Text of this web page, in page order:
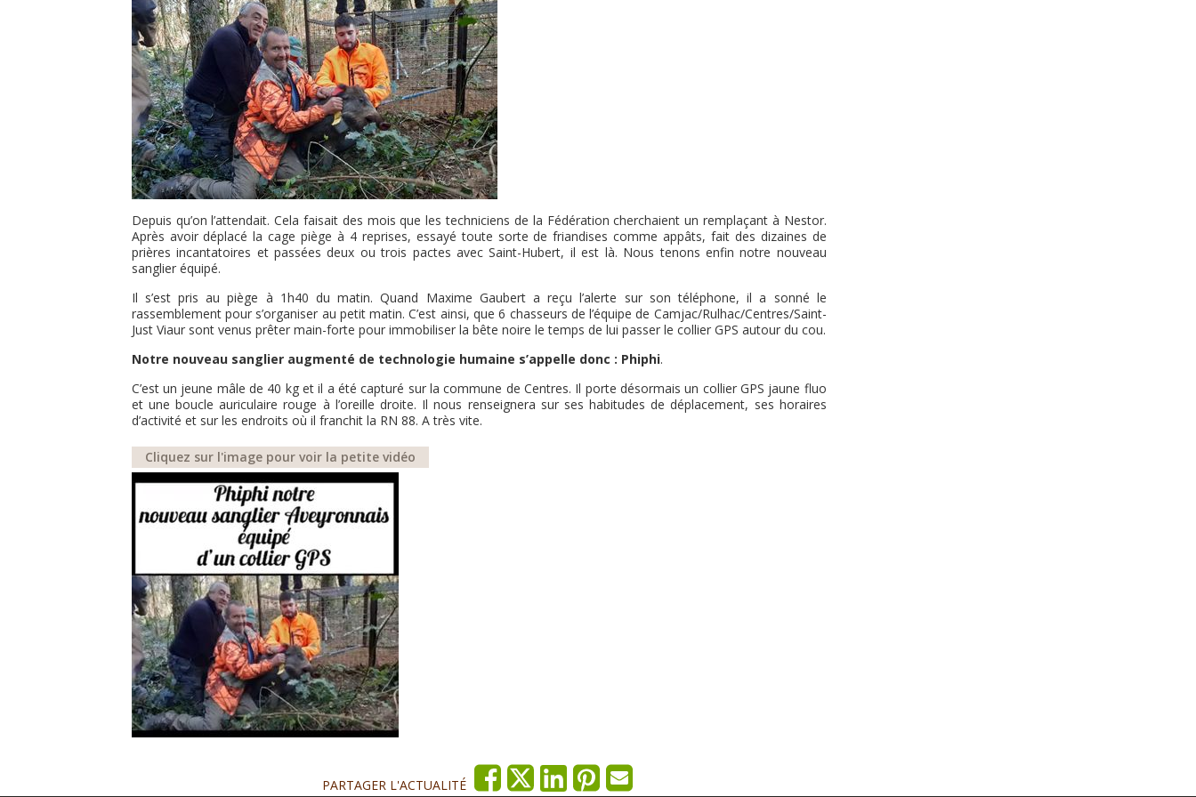
Depuis qu’on l’attendait. Cela faisait des mois que les techniciens de la Fédération cherchaient un remplaçant à Nestor.
Après avoir déplacé la cage piège à 4 reprises, essayé toute sorte de friandises comme appâts, fait des dizaines de
prières incantatoires et passées deux ou trois pactes avec Saint-Hubert, il est là. Nous tenons enfin notre nouveau
sanglier équipé.
Il s’est pris au piège à 1h40 du matin. Quand Maxime Gaubert a reçu l’alerte sur son téléphone, il a sonné le
rassemblement pour s’organiser au petit matin. C’est ainsi, que 6 chasseurs de l’équipe de Camjac/Rulhac/Centres/Saint-
Just Viaur sont venus prêter main-forte pour immobiliser la bête noire le temps de lui passer le collier GPS autour du cou.
Notre nouveau sanglier augmenté de technologie humaine s’appelle donc : Phiphi.
C’est un jeune mâle de 40 kg et il a été capturé sur la commune de Centres. Il porte désormais un collier GPS jaune fluo
et une boucle auriculaire rouge à l’oreille droite. Il nous renseignera sur ses habitudes de déplacement, ses horaires
d’activité et sur les endroits où il franchit la RN 88. A très vite.
Cliquez sur l'image pour voir la petite vidéo
PARTAGER L'ACTUALITÉ